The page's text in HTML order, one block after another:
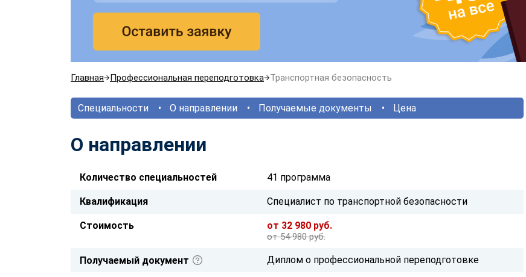
Главная Профессиональная переподготовка Транспортная безопасность
Специальности О направлении Получаемые документы Цена
О направлении
Количество специальностей 41 программа
Квалификация Специалист по транспортной безопасности
Стоимость от 32 980 руб.
от 54 980 руб.
Получаемый документ Диплом о профессиональной переподготовке